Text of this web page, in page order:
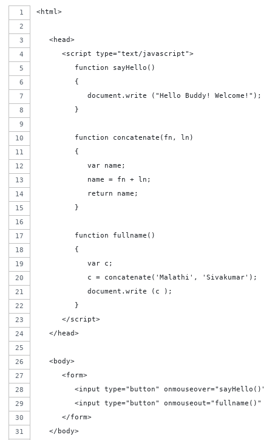
<html>
   <head>
      <script type="text/javascript">
         function sayHello()
         {
            document.write ("Hello Buddy! Welcome!");
         }
         function concatenate(fn, ln)
         {
            var name;
            name = fn + ln;
            return name;
         }
         function fullname()
         {
            var c;
            c = concatenate('Malathi', 'Sivakumar');
            document.write (c );
         }
      </script>
   </head>
   <body>
      <form>
<input type="button" onmouseover="sayHello()"
<input type="button" onmouseout="fullname()"
      </form>
   </body>